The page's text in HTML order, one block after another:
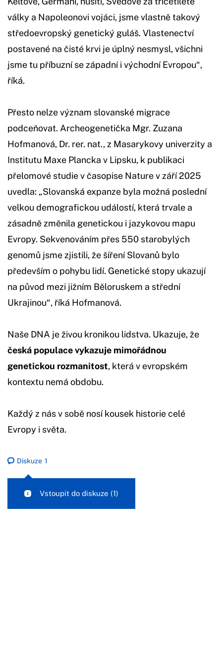
války a Napoleonovi vojáci, jsme vlastně takový
středoevropský genetický guláš. Vlastenectví
postavené na čisté krvi je úplný nesmysl, všichni
jsme tu příbuzní se západní i východní Evropou“,
říká.
Přesto nelze význam slovanské migrace
podceňovat. Archeogenetička Mgr. Zuzana
Hofmanová, Dr. rer. nat., z Masarykovy univerzity a
Institutu Maxe Plancka v Lipsku, k publikaci
přelomové studie v časopise Nature v září 2025
uvedla: „Slovanská expanze byla možná poslední
velkou demografickou událostí, která trvale a
zásadně změnila genetickou i jazykovou mapu
Evropy. Sekvenováním přes 550 starobylých
genomů jsme zjistili, že šíření Slovanů bylo
především o pohybu lidí. Genetické stopy ukazují
na původ mezi jižním Běloruskem a střední
Ukrajinou“, říká Hofmanová.
Naše DNA je živou kronikou lidstva. Ukazuje, že
česká populace vykazuje mimořádnou
genetickou rozmanitost, která v evropském
kontextu nemá obdobu.
Každý z nás v sobě nosí kousek historie celé
Evropy i světa.
Diskuze 1
Vstoupit do diskuze (1)